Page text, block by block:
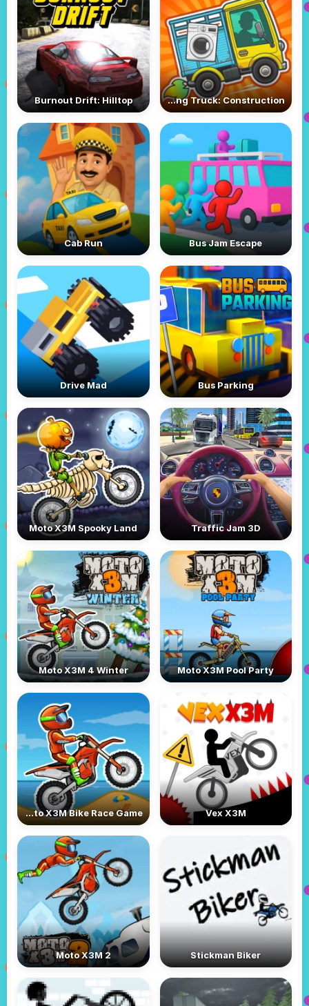
Moving Truck: Construction
Burnout Drift: Hilltop
Bus Jam Escape
Cab Run
Bus Parking
Drive Mad
Traffic Jam 3D
Moto X3M Spooky Land
Moto X3M Pool Party
Moto X3M 4 Winter
Vex X3M
Moto X3M Bike Race Game
Stickman Biker
Moto X3M 2